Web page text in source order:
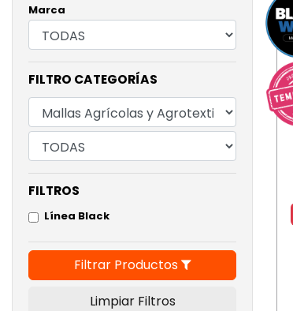
Marca
FILTRO CATEGORÍAS
FILTROS
Línea Black
Filtrar Productos
Limpiar Filtros